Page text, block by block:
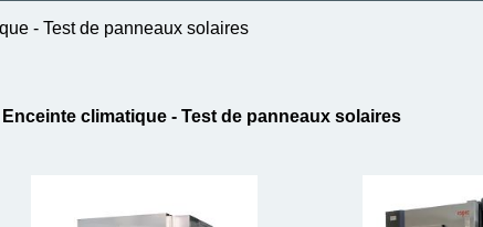
- Test de panneaux solaires
Enceinte climatique - Test de panneaux solaires